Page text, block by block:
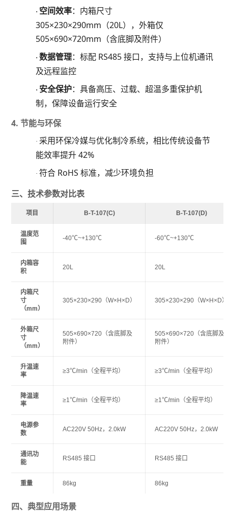
· 空间效率：内箱尺寸
305×230×290mm（20L），外箱仅
505×690×720mm（含底脚及附件）
·数据管理：标配 RS485 接口，支持与上位机通讯
及远程监控
· 安全保护：具备高压、过载、超温多重保护机
制，保障设备运行安全
4. 节能与环保
· 采用环保冷媒与优化制冷系统，相比传统设备节
能效率提升42%
·符合 RoHS 标准，减少环境负担
三、技术参数对比表
项目 B-T-107(C) B-T-107(D)
温度范
围
-40℃~+130℃ -60℃~+130℃
内箱容
积
20L 20L
内箱尺
寸
（mm）
305×230×290（W×H×D） 305×230×290（W×H×D）
外箱尺
寸
（mm）
505×690×720（含底脚及
附件）
505×690×720（含底脚及
附件）
升温速
率
≥3℃/min（全程平均） ≥3℃/min（全程平均）
降温速
率
≥1℃/min（全程平均） ≥1℃/min（全程平均）
电源参
数
AC220V 50Hz，2.0kW AC220V 50Hz，2.0kW
通讯功
能
RS485 接口 RS485 接口
重量 86kg 86kg
四、典型应用场景